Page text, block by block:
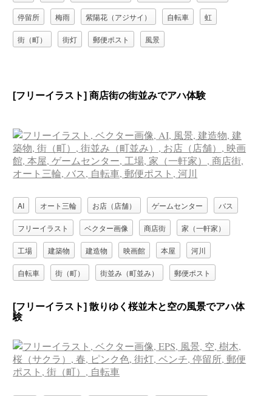
停留所 梅雨 紫陽花（アジサイ） 自転車 虹
街（町） 街灯 郵便ポスト 風景
[フリーイラスト] 商店街の街並みでアハ体験
AI オート三輪 お店（店舗） ゲームセンター バス
フリーイラスト ベクター画像 商店街 家（一軒家）
工場 建築物 建造物 映画館 本屋 河川
自転車 街（町） 街並み（町並み） 郵便ポスト
[フリーイラスト] 散りゆく桜並木と空の風景でアハ体
験